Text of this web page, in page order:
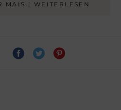
MAIS | WEITERLESEN